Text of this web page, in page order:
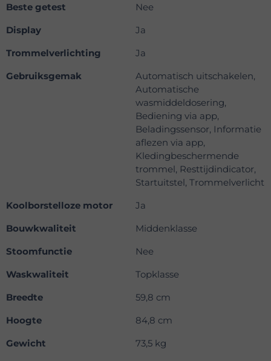
Beste getest
Nee
Display
Ja
Trommelverlichting
Ja
Gebruiksgemak
Automatisch uitschakelen,
Automatische
wasmiddeldosering,
Bediening via app,
Beladingssensor, Informatie
aflezen via app,
Kledingbeschermende
trommel, Resttijdindicator,
Startuitstel, Trommelverlicht
Koolborstelloze motor
Ja
Bouwkwaliteit
Middenklasse
Stoomfunctie
Nee
Waskwaliteit
Topklasse
Breedte
59,8 cm
Hoogte
84,8 cm
Gewicht
73,5 kg